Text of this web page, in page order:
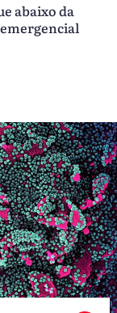
abaixo da